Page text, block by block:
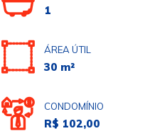
1
ÁREA ÚTIL
30 m²
CONDOMÍNIO
R$ 102,00